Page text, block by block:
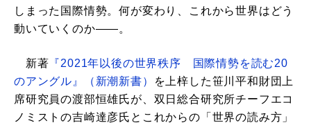
しまった国際情勢。何が変わり、これから世界はどう
動いていくのか――。
新著 『2021年以後の世界秩序 国際情勢を読む20
のアングル』（新潮新書）
を上梓した笹川平和財団上
席研究員の渡部恒雄氏が、双日総合研究所チーフエコ
ノミストの吉崎達彦氏とこれからの「世界の読み方」